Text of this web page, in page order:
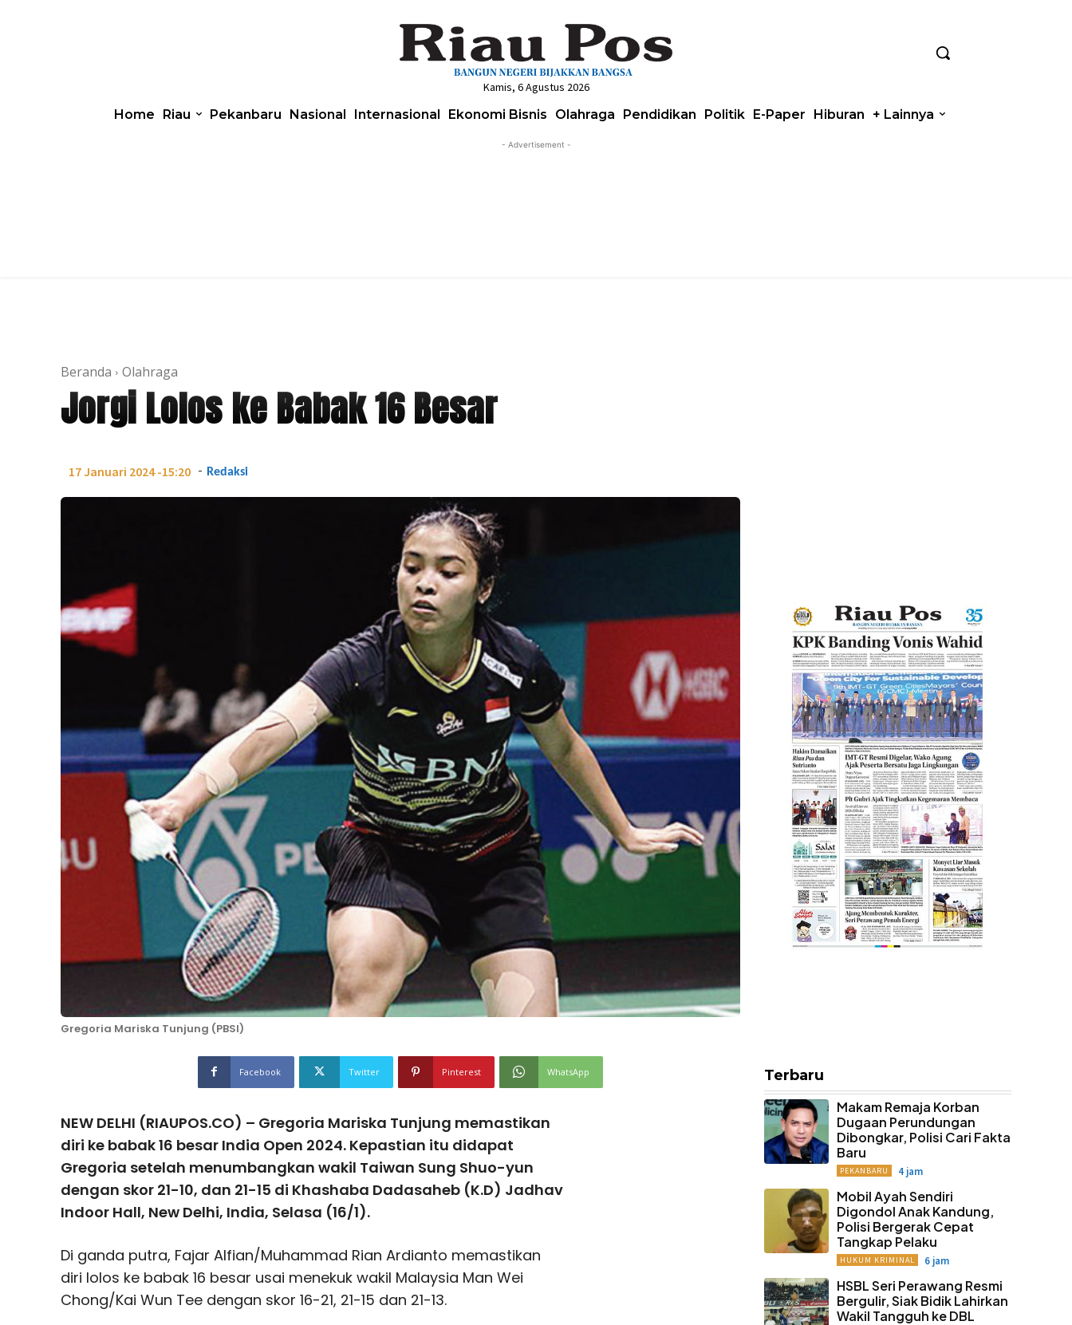
Kamis, 6 Agustus 2026
Home Riau Pekanbaru Nasional Internasional Ekonomi Bisnis Olahraga Pendidikan Politik E-Paper Hiburan + Lainnya
- Advertisement -
Beranda Olahraga
Jorgi Lolos ke Babak 16 Besar
17 Januari 2024 -15:20 - Redaksi
Gregoria Mariska Tunjung (PBSI)
Facebook Twitter Pinterest WhatsApp
NEW DELHI (RIAUPOS.CO) – Gregoria Mariska Tunjung memastikan
diri ke babak 16 besar India Open 2024. Kepastian itu didapat
Gregoria setelah menumbangkan wakil Taiwan Sung Shuo-yun
dengan skor 21-10, dan 21-15 di Khashaba Dadasaheb (K.D) Jadhav
Indoor Hall, New Delhi, India, Selasa (16/1).
Di ganda putra, Fajar Alfian/Muhammad Rian Ardianto memastikan
diri lolos ke babak 16 besar usai menekuk wakil Malaysia Man Wei
Chong/Kai Wun Tee dengan skor 16-21, 21-15 dan 21-13.
Terbaru
Makam Remaja Korban
Dugaan Perundungan
Dibongkar, Polisi Cari Fakta
Baru
PEKANBARU 4 jam
Mobil Ayah Sendiri
Digondol Anak Kandung,
Polisi Bergerak Cepat
Tangkap Pelaku
HUKUM KRIMINAL 6 jam
HSBL Seri Perawang Resmi
Bergulir, Siak Bidik Lahirkan
Wakil Tangguh ke DBL